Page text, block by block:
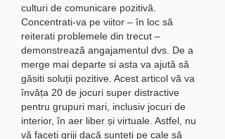
culturi de comunicare pozitivă.
Concentrati-va pe viitor – în loc să
reiterati problemele din trecut –
demonstrează angajamentul dvs. De a
merge mai departe si asta va ajută să
găsiti soluții pozitive. Acest articol vă va
învăța 20 de jocuri super distractive
pentru grupuri mari, inclusiv jocuri de
interior, în aer liber și virtuale. Astfel, nu
vă faceți griji dacă sunteți pe cale să